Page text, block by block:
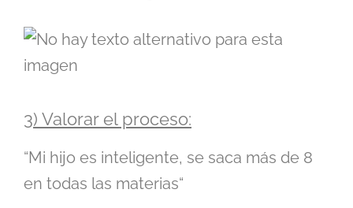
3) Valorar el proceso:
“Mi hijo es inteligente, se saca más de 8
en todas las materias“